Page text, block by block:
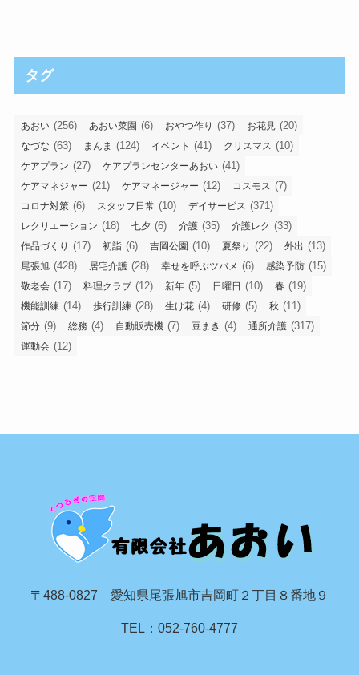
タグ
あおい (256) あおい菜園 (6) おやつ作り (37) お花見 (20)
なづな (63) まんま (124) イベント (41) クリスマス (10)
ケアプラン (27) ケアプランセンターあおい (41)
ケアマネジャー (21) ケアマネージャー (12) コスモス (7)
コロナ対策 (6) スタッフ日常 (10) デイサービス (371)
レクリエーション (18) 七夕 (6) 介護 (35) 介護レク (33)
作品づくり (17) 初詣 (6) 吉岡公園 (10) 夏祭り (22) 外出 (13)
尾張旭 (428) 居宅介護 (28) 幸せを呼ぶツバメ (6) 感染予防 (15)
敬老会 (17) 料理クラブ (12) 新年 (5) 日曜日 (10) 春 (19)
機能訓練 (14) 歩行訓練 (28) 生け花 (4) 研修 (5) 秋 (11)
節分 (9) 総務 (4) 自動販売機 (7) 豆まき (4) 通所介護 (317)
運動会 (12)
〒488-0827 愛知県尾張旭市吉岡町２丁目８番地９
TEL：052-760-4777